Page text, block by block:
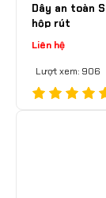
Dây an toàn
hộp rút
Lượt xem: 906